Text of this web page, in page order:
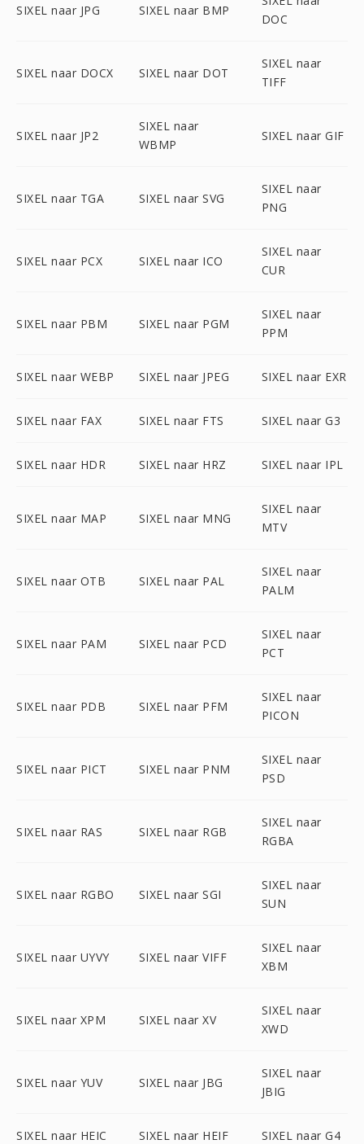
SIXEL naar JPG SIXEL naar BMP
DOC
SIXEL naar DOCX SIXEL naar DOT
SIXEL naar
TIFF
SIXEL naar JP2
SIXEL naar
WBMP
SIXEL naar GIF
SIXEL naar TGA SIXEL naar SVG
SIXEL naar
PNG
SIXEL naar PCX SIXEL naar ICO
SIXEL naar
CUR
SIXEL naar PBM SIXEL naar PGM
SIXEL naar
PPM
SIXEL naar WEBP SIXEL naar JPEG SIXEL naar EXR
SIXEL naar FAX SIXEL naar FTS SIXEL naar G3
SIXEL naar HDR SIXEL naar HRZ SIXEL naar IPL
SIXEL naar MAP SIXEL naar MNG
SIXEL naar
MTV
SIXEL naar OTB SIXEL naar PAL
SIXEL naar
PALM
SIXEL naar PAM SIXEL naar PCD
SIXEL naar
PCT
SIXEL naar PDB SIXEL naar PFM
SIXEL naar
PICON
SIXEL naar PICT SIXEL naar PNM
SIXEL naar
PSD
SIXEL naar RAS SIXEL naar RGB
SIXEL naar
RGBA
SIXEL naar RGBO SIXEL naar SGI
SIXEL naar
SUN
SIXEL naar UYVY SIXEL naar VIFF
SIXEL naar
XBM
SIXEL naar XPM SIXEL naar XV
SIXEL naar
XWD
SIXEL naar YUV SIXEL naar JBG
SIXEL naar
JBIG
SIXEL naar HEIC SIXEL naar HEIF SIXEL naar G4